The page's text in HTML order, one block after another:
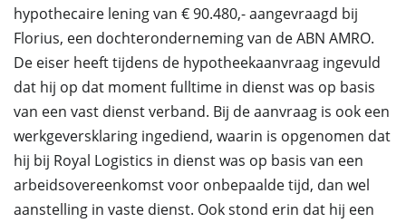
hypothecaire lening van € 90.480,- aangevraagd bij
Florius, een dochteronderneming van de ABN AMRO.
De eiser heeft tijdens de hypotheekaanvraag ingevuld
dat hij op dat moment fulltime in dienst was op basis
van een vast dienst verband. Bij de aanvraag is ook een
werkgeversklaring ingediend, waarin is opgenomen dat
hij bij Royal Logistics in dienst was op basis van een
arbeidsovereenkomst voor onbepaalde tijd, dan wel
aanstelling in vaste dienst. Ook stond erin dat hij een